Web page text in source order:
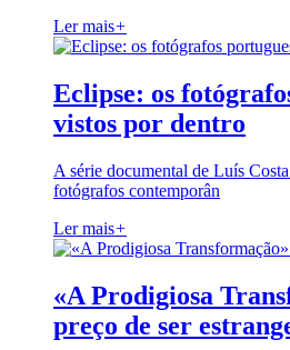
Ler mais+
Eclipse: os
vistos por dentro
A série documental de Luís
fotógrafos contemporân
Ler mais+
«A Prodigiosa
preço de ser